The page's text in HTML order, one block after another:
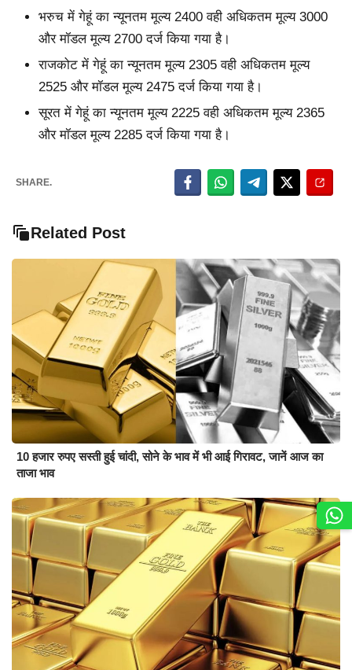
भरुच में गेहूं का न्यूनतम मूल्य 2400 वही अधिकतम मूल्य 3000
और मॉडल मूल्य 2700 दर्ज किया गया है।
राजकोट में गेहूं का न्यूनतम मूल्य 2305 वही अधिकतम मूल्य
2525 और मॉडल मूल्य 2475 दर्ज किया गया है।
सूरत में गेहूं का न्यूनतम मूल्य 2225 वही अधिकतम मूल्य 2365
और मॉडल मूल्य 2285 दर्ज किया गया है।
SHARE.
Related Post
10 हजार रुपए सस्ती हुई चांदी, सोने के भाव में भी आई गिरावट, जानें आज का
ताजा भाव